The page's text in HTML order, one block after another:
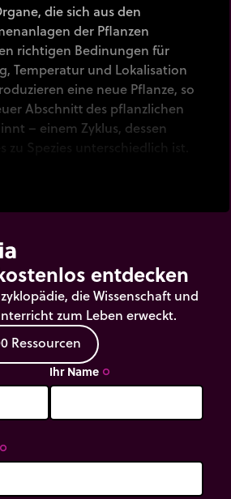
die sich aus den
der Pflanzen
richtigen Bedinungen für
Temperatur und Lokalisation
eine neue Pflanze, so
Abschnitt des pflanzlichen
– einem Zyklus, dessen
zu Spezies unterschiedlich ist.
entdecken
die Wissenschaft und
zum Leben erweckt.
0 Ressourcen
Ihr Name trip_origin
trip_origin